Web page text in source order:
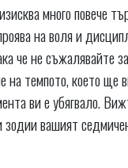
много повече
на воля и
че не съжалявайте
на темпото, което ще
ви е убягвало.
зодии вашият